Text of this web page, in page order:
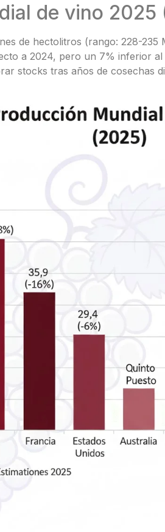
de vino 2025
de hectolitros (rango: 228-235
a 2024, pero un 7% inferior
stocks tras años de cosechas